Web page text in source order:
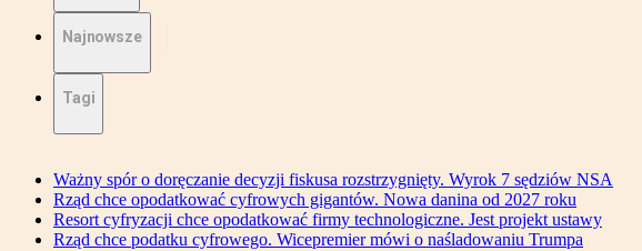
Najnowsze
Tagi
Ważny spór o doręczanie decyzji fiskusa rozstrzygnięty. Wyrok 7 sędziów NSA
Rząd chce opodatkować cyfrowych gigantów. Nowa danina od 2027 roku
Resort cyfryzacji chce opodatkować firmy technologiczne. Jest projekt ustawy
Rząd chce podatku cyfrowego. Wicepremier mówi o naśladowaniu Trumpa